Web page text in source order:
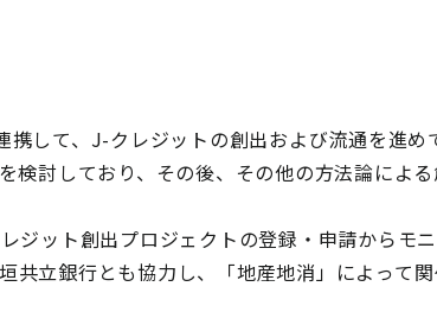
して、J-クレジットの創出および流通を進
検討しており、その後、その他の方法論によ
ジット創出プロジェクトの登録・申請からモ
共立銀行とも協力し、「地産地消」によって